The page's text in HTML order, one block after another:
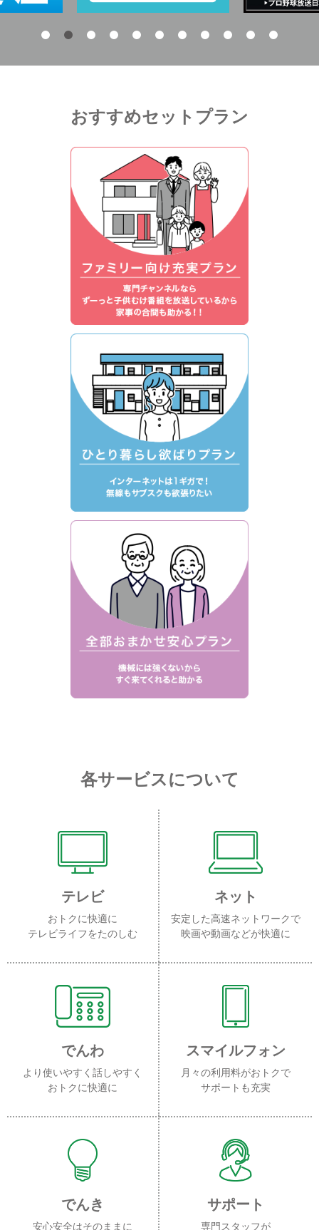
おすすめセットプラン
各サービスについて
テレビ
おトクに快適に
テレビライフをたのしむ
ネット
安定した高速ネットワークで
映画や動画などが快適に
でんわ
より使いやすく話しやすく
おトクに快適に
スマイルフォン
月々の利用料がおトクで
サポートも充実
でんき
安心安全はそのままに
サポート
専門スタッフが